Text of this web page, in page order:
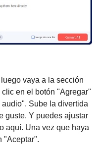
vaya a la sección
en el botón "Agregar"
Sube la divertida
guste. Y puedes ajustar
aquí. Una vez que haya
"Aceptar".